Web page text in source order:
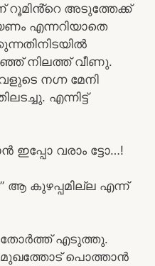
അടുത്തേക്ക്
എന്നറിയാതെ
നിലത്ത് വീണു.
നഗ്ന മേനി
എന്നിട്ട്
ഇപ്പോ വരാം ട്ടോ…!
ആ കുഴപ്പമില്ല എന്ന്
തോർത്ത് എടുത്തു.
മുഖത്തോട് പൊത്താൻ